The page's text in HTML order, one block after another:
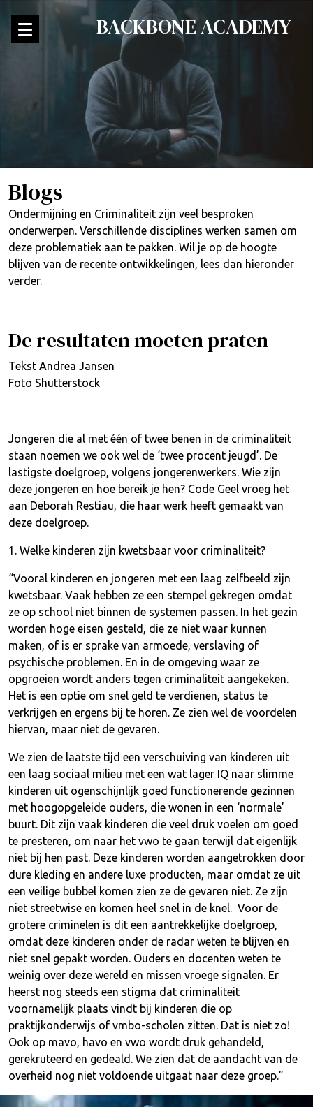
BACKBONE ACADEMY
Blogs
Ondermijning en Criminaliteit zijn veel besproken
onderwerpen. Verschillende disciplines werken samen om
deze problematiek aan te pakken. Wil je op de hoogte
blijven van de recente ontwikkelingen, lees dan hieronder
verder.
De resultaten moeten praten
Tekst Andrea Jansen
Foto Shutterstock
Jongeren die al met één of twee benen in de criminaliteit
staan noemen we ook wel de ‘twee procent jeugd’. De
lastigste doelgroep, volgens jongerenwerkers. Wie zijn
deze jongeren en hoe bereik je hen? Code Geel vroeg het
aan Deborah Restiau, die haar werk heeft gemaakt van
deze doelgroep.
1. Welke kinderen zijn kwetsbaar voor criminaliteit?
“Vooral kinderen en jongeren met een laag zelfbeeld zijn
kwetsbaar. Vaak hebben ze een stempel gekregen omdat
ze op school niet binnen de systemen passen. In het gezin
worden hoge eisen gesteld, die ze niet waar kunnen
maken, of is er sprake van armoede, verslaving of
psychische problemen. En in de omgeving waar ze
opgroeien wordt anders tegen criminaliteit aangekeken.
Het is een optie om snel geld te verdienen, status te
verkrijgen en ergens bij te horen. Ze zien wel de voordelen
hiervan, maar niet de gevaren.
We zien de laatste tijd een verschuiving van kinderen uit
een laag sociaal milieu met een wat lager IQ naar slimme
kinderen uit ogenschijnlijk goed functionerende gezinnen
met hoogopgeleide ouders, die wonen in een ‘normale’
buurt. Dit zijn vaak kinderen die veel druk voelen om goed
te presteren, om naar het vwo te gaan terwijl dat eigenlijk
niet bij hen past. Deze kinderen worden aangetrokken door
dure kleding en andere luxe producten, maar omdat ze uit
een veilige bubbel komen zien ze de gevaren niet. Ze zijn
niet streetwise en komen heel snel in de knel. Voor de
grotere criminelen is dit een aantrekkelijke doelgroep,
omdat deze kinderen onder de radar weten te blijven en
niet snel gepakt worden. Ouders en docenten weten te
weinig over deze wereld en missen vroege signalen. Er
heerst nog steeds een stigma dat criminaliteit
voornamelijk plaats vindt bij kinderen die op
praktijkonderwijs of vmbo-scholen zitten. Dat is niet zo!
Ook op mavo, havo en vwo wordt druk gehandeld,
gerekruteerd en gedeald. We zien dat de aandacht van de
overheid nog niet voldoende uitgaat naar deze groep.”